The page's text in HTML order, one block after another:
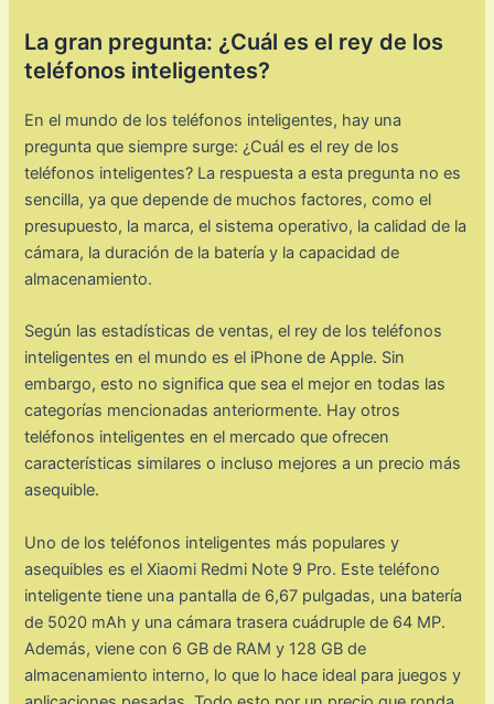
La gran pregunta: ¿Cuál es el rey de los
teléfonos inteligentes?
En el mundo de los teléfonos inteligentes, hay una
pregunta que siempre surge: ¿Cuál es el rey de los
teléfonos inteligentes? La respuesta a esta pregunta no es
sencilla, ya que depende de muchos factores, como el
presupuesto, la marca, el sistema operativo, la calidad de la
cámara, la duración de la batería y la capacidad de
almacenamiento.
Según las estadísticas de ventas, el rey de los teléfonos
inteligentes en el mundo es el iPhone de Apple. Sin
embargo, esto no significa que sea el mejor en todas las
categorías mencionadas anteriormente. Hay otros
teléfonos inteligentes en el mercado que ofrecen
características similares o incluso mejores a un precio más
asequible.
Uno de los teléfonos inteligentes más populares y
asequibles es el Xiaomi Redmi Note 9 Pro. Este teléfono
inteligente tiene una pantalla de 6,67 pulgadas, una batería
de 5020 mAh y una cámara trasera cuádruple de 64 MP.
Además, viene con 6 GB de RAM y 128 GB de
almacenamiento interno, lo que lo hace ideal para juegos y